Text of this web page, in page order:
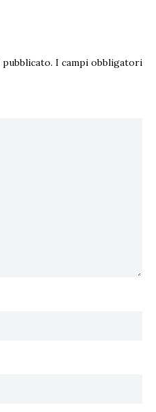
I campi obbligatori